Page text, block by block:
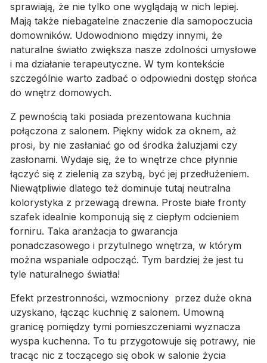
sprawiają, że nie tylko one wyglądają w nich lepiej.
Mają także niebagatelne znaczenie dla samopoczucia
domowników. Udowodniono między innymi, że
naturalne światło zwiększa nasze zdolności umysłowe
i ma działanie terapeutyczne. W tym kontekście
szczególnie warto zadbać o odpowiedni dostęp słońca
do wnętrz domowych.
Z pewnością taki posiada prezentowana kuchnia
połączona z salonem. Piękny widok za oknem, aż
prosi, by nie zasłaniać go od środka żaluzjami czy
zasłonami. Wydaje się, że to wnętrze chce płynnie
łączyć się z zielenią za szybą, być jej przedłużeniem.
Niewątpliwie dlatego też dominuje tutaj neutralna
kolorystyka z przewagą drewna. Proste białe fronty
szafek idealnie komponują się z ciepłym odcieniem
forniru. Taka aranżacja to gwarancja
ponadczasowego i przytulnego wnętrza, w którym
można wspaniale odpocząć. Tym bardziej że jest tu
tyle naturalnego światła!
Efekt przestronności, wzmocniony przez duże okna
uzyskano, łącząc kuchnię z salonem. Umowną
granicę pomiędzy tymi pomieszczeniami wyznacza
wyspa kuchenna. To tu przygotowuje się potrawy, nie
tracąc nic z toczącego się obok w salonie życia